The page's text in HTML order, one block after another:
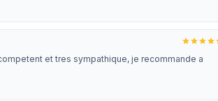
et tres sympathique, je recommande a